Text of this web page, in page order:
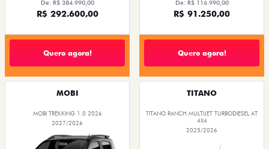
De: R$ 384.990,00
R$ 292.600,00
Quero agora!
De: R$ 116.990,00
R$ 91.250,00
Quero agora!
MOBI
MOBI TREKKING 1.0 2026
2027/2026
TITANO
TITANO RANCH MULTIJET TURBODIESEL AT
4X4
2025/2026